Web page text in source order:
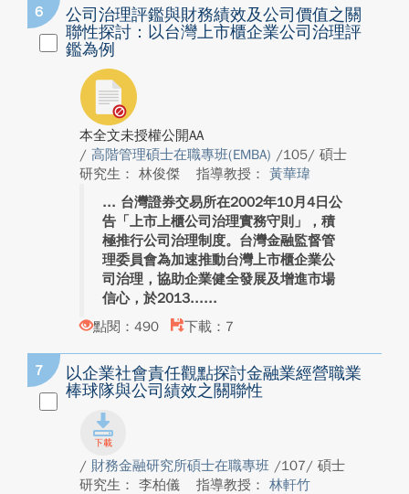
6
公司治理評鑑與財務績效及公司價值之關
聯性探討：以台灣上市櫃企業公司治理評
鑑為例
本全文未授權公開AA
/ 高階管理碩士在職專班(EMBA) /105/ 碩士
研究生： 林俊傑
指導教授： 黃華瑋
台灣證券交易所在2002年10月4日公
告「上市上櫃公司治理實務守則」，積
極推行公司治理制度。台灣金融監督管
理委員會為加速推動台灣上市櫃企業公
司治理，協助企業健全發展及增進市場
信心，於2013...
點閱：490
下載：7
7
以企業社會責任觀點探討金融業經營職業
棒球隊與公司績效之關聯性
/ 財務金融研究所碩士在職專班 /107/ 碩士
研究生： 李柏儀
指導教授： 林軒竹